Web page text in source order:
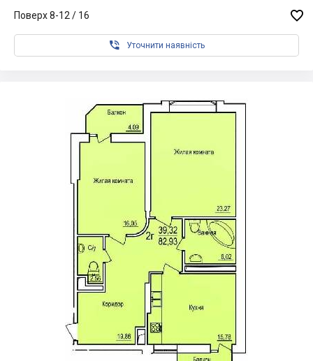
Поверх 8-12 / 16 
 Уточнити наявність